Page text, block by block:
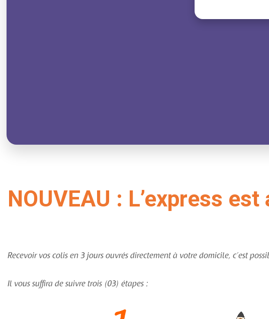
NOUVEAU : L’express
Recevoir vos colis en 3 jours ouvrés directement à votre domicile, c’est
Il vous suffira de suivre trois (03) étapes :